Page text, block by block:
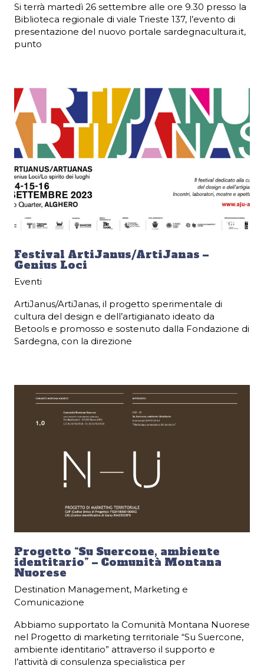
Si terrà martedì 26 settembre alle ore 9.30 presso la
Biblioteca regionale di viale Trieste 137, l’evento di
presentazione del nuovo portale sardegnacultura.it,
punto
Festival ArtiJanus/ArtiJanas –
Genius Loci
Eventi
ArtiJanus/ArtiJanas, il progetto sperimentale di
cultura del design e dell’artigianato ideato da
Betools e promosso e sostenuto dalla Fondazione di
Sardegna, con la direzione
Progetto “Su Suercone, ambiente
identitario” – Comunità Montana
Nuorese
Destination Management, Marketing e
Comunicazione
Abbiamo supportato la Comunità Montana Nuorese
nel Progetto di marketing territoriale “Su Suercone,
ambiente identitario” attraverso il supporto e
l’attività di consulenza specialistica per